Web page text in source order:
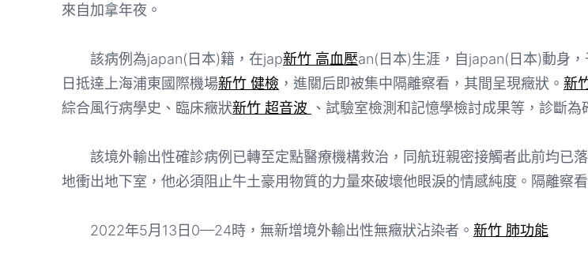
來自加拿年夜。
該病例為japan(日本)籍，在jap新竹 高血壓an(日本)生涯，自japan(日本)動身
日抵達上海浦東國際機場新竹 健檢 ，進關后即被集中隔離察看，其間呈現癥狀。 新
綜合風行病學史、臨床癥狀新竹 超音波 、試驗室檢測和記憶學檢討成果等，診斷為
該境外輸出性確診病例已轉至定點醫療機構救治，同航班親密接觸者此前均已
地衝出地下室，他必須阻止牛土豪用物質的力量來破壞他眼淚的情感純度。隔離察看
2022年5月13日0—24時，無新增境外輸出性無癥狀沾染者。 新竹 肺功能